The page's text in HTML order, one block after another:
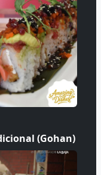
(Gohan)